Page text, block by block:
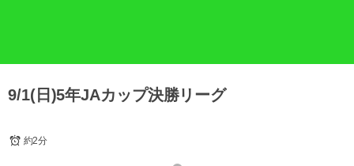
9/1(日)5年JAカップ決勝リーグ
約2分